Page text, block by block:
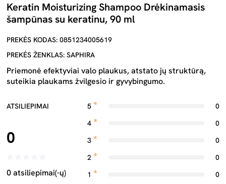
Keratin Moisturizing Shampoo Drėkinamasis
šampūnas su keratinu, 90 ml
PREKĖS KODAS: 0851234005619
PREKĖS ŽENKLAS: SAPHIRA
Priemonė efektyviai valo plaukus, atstato jų struktūrą,
suteikia plaukams žvilgesio ir gyvybingumo.
ATSILIEPIMAI
0
0 atsiliepimai(-ų)
5
0
4
0
3
0
2
0
1
0